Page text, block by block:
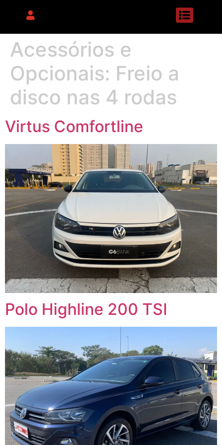
Acessórios e
Opcionais: Freio a
disco nas 4 rodas
Virtus Comfortline
Polo Highline 200 TSI